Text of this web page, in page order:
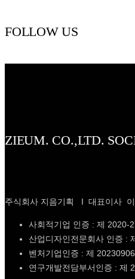
FOLLOW US
ZIEUM. CO.,LTD.
주식회사 지음기획 I 대표이사 이
사회적기업 인증 : 제 2020-
산업디자인전문회사 인증 :
벤처기업인증 : 제
연구개발전담부서인증 : 제